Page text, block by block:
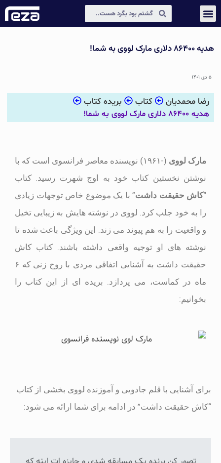
هدیه ۸۶۴۰۰ دلاری مارک لووی به شما!
۵ دی ۱۴۰۱
رضا محمدیان کتاب
بریده کتاب
هدیه ۸۶۴۰۰ دلاری مارک لووی به شما!
مارک لووی
(-۱۹۶۱) نویسنده معاصر فرانسوی است که با
نوشتن نخستین کتاب خود به اوج شهرت رسید. کتاب
“کاش حقیقت داشت” با یک موضوع خاص توجهات زیادی
را به خود جلب کرد. لووی در نوشته هایش به زیبایی تخیل
و واقعیت را به هم پیوند می زند. این ویژگی باعث شده تا
نوشته های او توجیه واقعی داشته باشند. کتاب کاش
حقیقت داشت به آشنایی اتفاقی مردی با روح زنی که ۶
ماه در کماست، می پردازد. بریده ای از این کتاب را
بخوانیم:
برای آشنایی با قلم جادویی و آموزنده لووی بخشی از کتاب
“کاش حقیقت داشت” در ادامه برای شما ارائه می شود: